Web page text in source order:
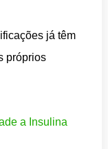
já têm
próprios
a Insulina